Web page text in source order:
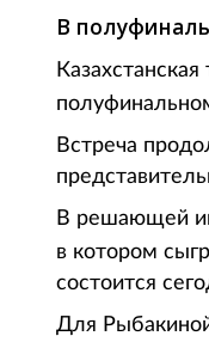
В
Казахстанская
Встреча
В решающей
в котором
состоится
Для